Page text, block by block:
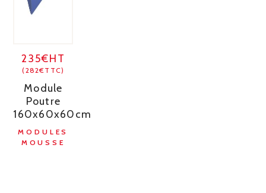
235€HT
(282€TTC)
Module
Poutre
160x60x60cm
MODULES
MOUSSE